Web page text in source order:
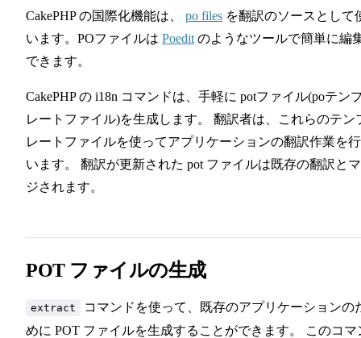
CakePHP の国際化機能は、 po files を翻訳のソースとして
います。POファイルは Poedit のようなツールで簡単に編
できます。
CakePHP の i18n コマンドは、手軽に potファイル(poテン
レートファイル)を生成します。 翻訳者は、これらのテン
レートファイルを使ってアプリケーションの翻訳作業を
います。 翻訳が更新された pot ファイルは既存の翻訳と
ジされます。
POT ファイルの生成
extract
コマンドを使って、既存のアプリケーションの
めに POT ファイルを生成することができます。 このコマ